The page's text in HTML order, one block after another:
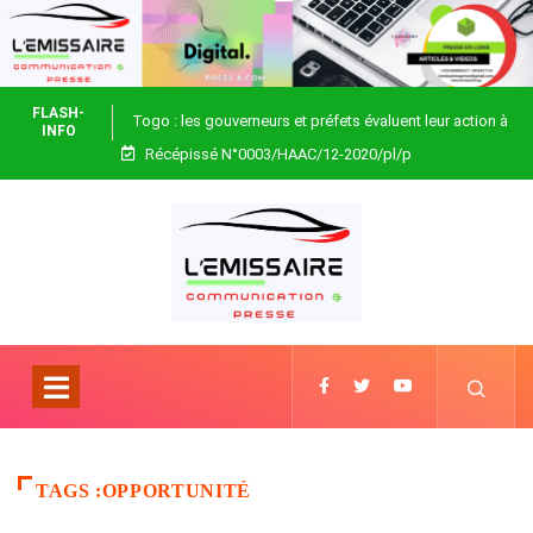
FLASH-
INFO
Togo : les gouverneurs et préfets évaluent leur action à
Blitta
Récépissé N°0003/HAAC/12-2020/pl/p
TAGS :OPPORTUNITÉ